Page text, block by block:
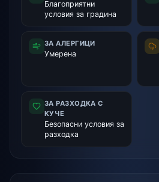
Благоприятни
условия за градина
ЗА АЛЕРГИЦИ
Умерена
ЗА РАЗХОДКА С
КУЧЕ
Безопасни условия за
разходка